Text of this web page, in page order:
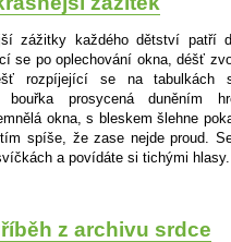
zážitky každého dětství patří
se po oplechování okna, déšť
rozpíjející se na tabulkách
prosycená duněním
okna, s bleskem šlehne
spíše, že zase nejde proud.
a povídáte si tichými
z archivu srdce